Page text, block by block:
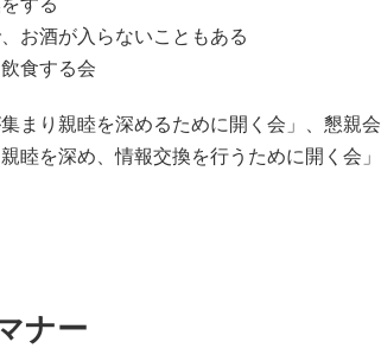
する
お酒が入らないこともある
食する会
まり親睦を深めるために開く会」、懇親会
睦を深め、情報交換を行うために開く会」
ナー